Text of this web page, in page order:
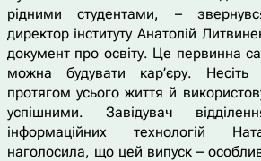
рідними студентами, –
директор інституту Анатолій
документ про освіту. Це первинна
можна будувати кар’єру.
протягом усього життя й
успішними. Завідувач
інформаційних технологій
наголосила, що цей випуск –